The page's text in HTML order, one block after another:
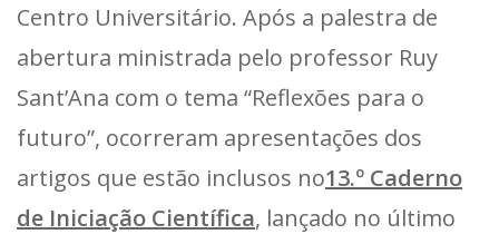
Centro Universitário. Após a palestra de
abertura ministrada pelo professor Ruy
Sant’Ana com o tema “Reflexões para o
futuro”, ocorreram apresentações dos
artigos que estão inclusos no13.º Caderno
de Iniciação Científica, lançado no último